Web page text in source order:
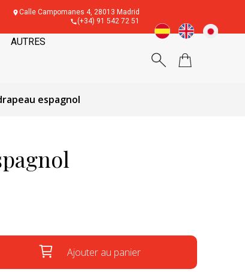
Calle Campomanes 4, 28013 Madrid
(+34) 91 542 72 51
AUTRES
espagnol
Ajouter au panier